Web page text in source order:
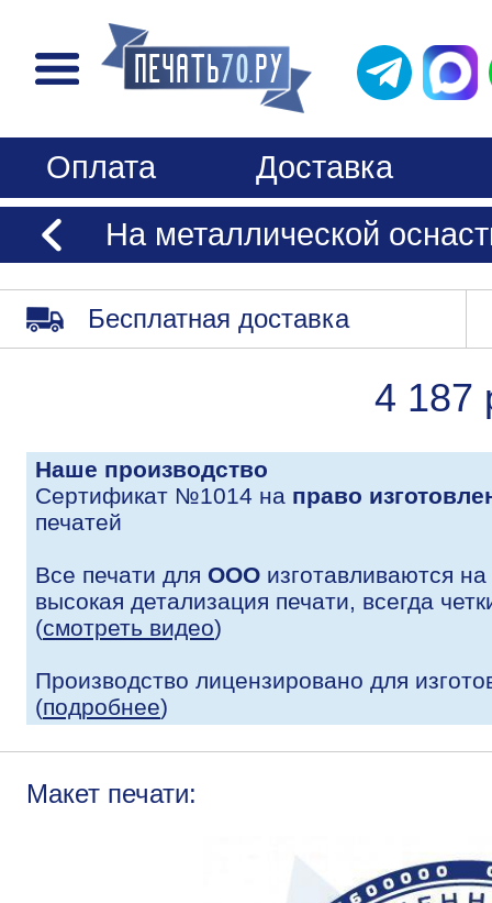
Оплата
Доставка
На металлической
Бесплатная доставка
4 187
Наше производство
Сертификат №1014 на право
печатей
Все печати для ООО изготавливаются
высокая детализация печати, всегда
(смотреть видео)
Производство лицензировано для
(подробнее)
Макет печати: